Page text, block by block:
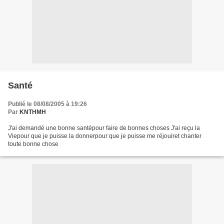
Santé
Publié le 08/08/2005 à 19:26
Par KNTHMH
J'ai demandé une bonne santépour faire de bonnes choses J'ai reçu la
Viepour que je puisse la donnerpour que je puisse me réjouiret chanter
toute bonne chose